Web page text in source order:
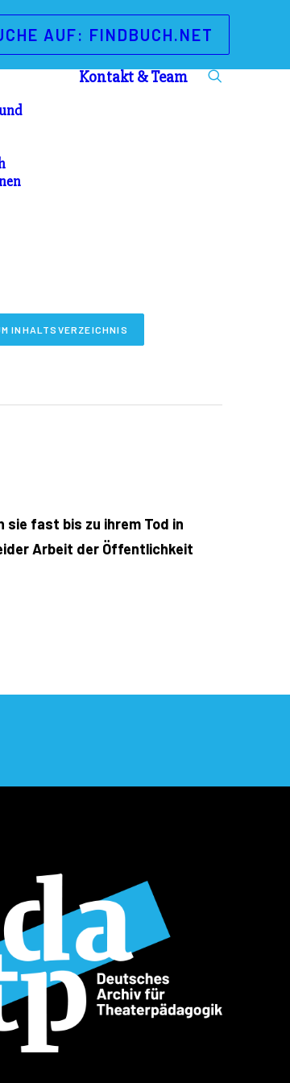
AUF: FINDBUCH.NET
Kontakt & Team
INHALTSVERZEICHNIS
sie fast bis zu ihrem Tod in
Arbeit der Öffentlichkeit